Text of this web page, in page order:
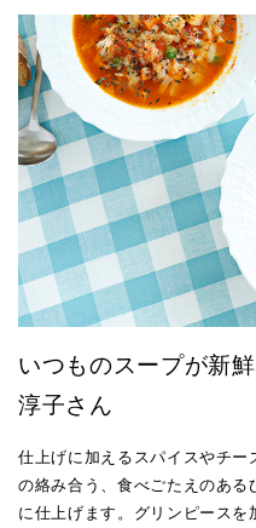
いつものスープが新
淳子さん
仕上げに加えるスパイスやチー
の絡み合う、食べごたえのあ
に仕上げます。グリンピースを